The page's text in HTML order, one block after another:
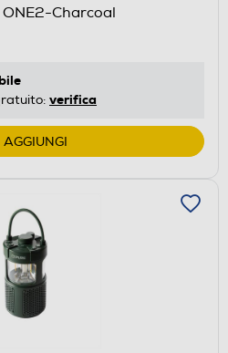
ONE2-Charcoal
verifica
AGGIUNGI